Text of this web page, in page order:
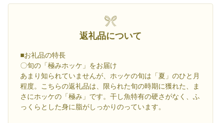
返礼品について
■お礼品の特長
〇旬の「極みホッケ」をお届け
あまり知られていませんが、ホッケの旬は「夏」のひと月
程度。こちらの返礼品は、限られた旬の時期に獲れた、ま
さにホッケの「極み」です。干し魚特有の硬さがなく、ふ
っくらとした身に脂がしっかりのっています。